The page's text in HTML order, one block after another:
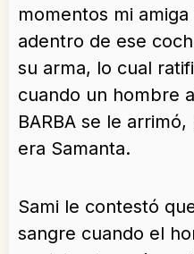
momentos mi
adentro de ese
su arma, lo cual
cuando un hombre
BARBA se le
era Samanta.
Sami le contestó
sangre cuando el